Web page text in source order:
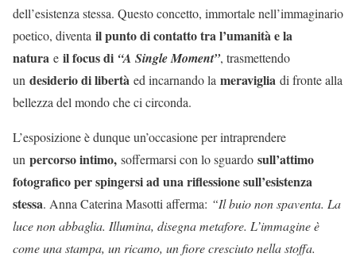
dell’esistenza stessa. Questo concetto, immortale nell’immaginario
poetico, diventa il punto di contatto tra l’umanità e la
natura e il focus di “A Single Moment”, trasmettendo
un desiderio di libertà ed incarnando la meraviglia di fronte alla
bellezza del mondo che ci circonda.
L’esposizione è dunque un’occasione per intraprendere
un percorso intimo, soffermarsi con lo sguardo sull’attimo
fotografico per spingersi ad una riflessione sull’esistenza
stessa. Anna Caterina Masotti afferma: “Il buio non spaventa. La
luce non abbaglia. Illumina, disegna metafore. L’immagine è
come una stampa, un ricamo, un fiore cresciuto nella stoffa.